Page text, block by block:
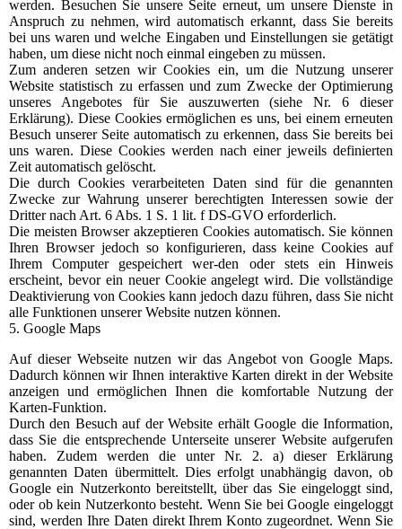
werden. Besuchen Sie unsere Seite erneut, um unsere Dienste in
Anspruch zu nehmen, wird automatisch erkannt, dass Sie bereits
bei uns waren und welche Eingaben und Einstellungen sie getätigt
haben, um diese nicht noch einmal eingeben zu müssen.
Zum anderen setzen wir Cookies ein, um die Nutzung unserer
Website statistisch zu erfassen und zum Zwecke der Optimierung
unseres Angebotes für Sie auszuwerten (siehe Nr. 6 dieser
Erklärung). Diese Cookies ermöglichen es uns, bei einem erneuten
Besuch unserer Seite automatisch zu erkennen, dass Sie bereits bei
uns waren. Diese Cookies werden nach einer jeweils definierten
Zeit automatisch gelöscht.
Die durch Cookies verarbeiteten Daten sind für die genannten
Zwecke zur Wahrung unserer berechtigten Interessen sowie der
Dritter nach Art. 6 Abs. 1 S. 1 lit. f DS-GVO erforderlich.
Die meisten Browser akzeptieren Cookies automatisch. Sie können
Ihren Browser jedoch so konfigurieren, dass keine Cookies auf
Ihrem Computer gespeichert wer-den oder stets ein Hinweis
erscheint, bevor ein neuer Cookie angelegt wird. Die vollständige
Deaktivierung von Cookies kann jedoch dazu führen, dass Sie nicht
alle Funktionen unserer Website nutzen können.
5. Google Maps
Auf dieser Webseite nutzen wir das Angebot von Google Maps.
Dadurch können wir Ihnen interaktive Karten direkt in der Website
anzeigen und ermöglichen Ihnen die komfortable Nutzung der
Karten-Funktion.
Durch den Besuch auf der Website erhält Google die Information,
dass Sie die entsprechende Unterseite unserer Website aufgerufen
haben. Zudem werden die unter Nr. 2. a) dieser Erklärung
genannten Daten übermittelt. Dies erfolgt unabhängig davon, ob
Google ein Nutzerkonto bereitstellt, über das Sie eingeloggt sind,
oder ob kein Nutzerkonto besteht. Wenn Sie bei Google eingeloggt
sind, werden Ihre Daten direkt Ihrem Konto zugeordnet. Wenn Sie